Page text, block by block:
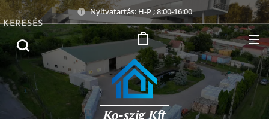
Nyitvatartás: H-P ; 8:00-16:00
Ko-szig Kft
KERESÉS